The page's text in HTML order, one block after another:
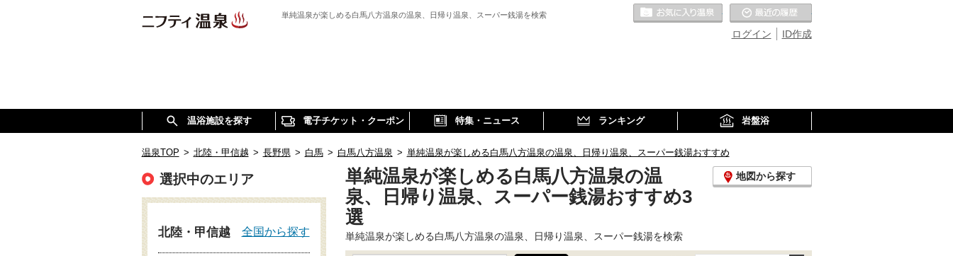
単純温泉が楽しめる白馬八方温泉の温泉、日帰り温泉、スーパー銭湯を検索
ID作成
ログイン
お気に入りの温泉
温浴施設を探す 電子チケット・クーポン 特集・ニュース ランキング 岩盤浴
温泉TOP > 北陸・甲信越 > 長野県 > 白馬 > 白馬八方温泉 > 単純温泉が楽しめる白馬八方温泉の温泉、日帰り温泉、スーパー銭湯おすすめ
単純温泉が楽しめる白馬八方温泉の温
泉、日帰り温泉、スーパー銭湯おすすめ3
選
地図から探す
単純温泉が楽しめる白馬八方温泉の温泉、日帰り温泉、スーパー銭湯を検索
選択中のエリア
北陸・甲信越 全国から探す